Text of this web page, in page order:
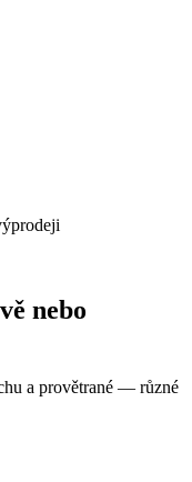
nebo
a provětrané — různé